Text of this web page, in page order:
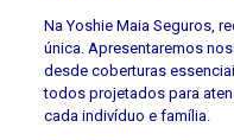
Na Yoshie Maia Seguros,
única. Apresentaremos
desde coberturas
todos projetados para
cada indivíduo e família.